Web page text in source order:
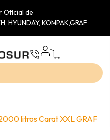
Oficial de
HYUNDAY, KOMPAK,GRAF
litros Carat XXL GRAF